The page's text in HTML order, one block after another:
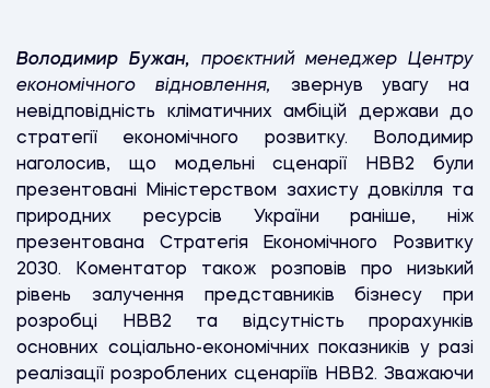
Володимир Бужан, проєктний менеджер Центру
економічного відновлення,
звернув увагу на
невідповідність кліматичних амбіцій держави до
стратегії економічного розвитку. Володимир
наголосив, що модельні сценарії НВВ2 були
презентовані Міністерством захисту довкілля та
природних ресурсів України раніше, ніж
презентована Стратегія Економічного Розвитку
2030. Коментатор також розповів про низький
рівень залучення представників бізнесу при
розробці НВВ2 та відсутність прорахунків
основних соціально-економічних показників у разі
реалізації розроблених сценаріїв НВВ2. Зважаючи